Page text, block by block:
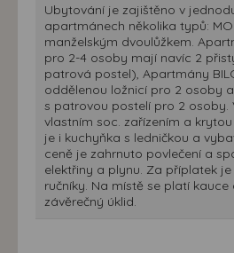
Ubytování je zajištěno v
apartmánech několika typů:
manželským dvoulůžkem.
pro 2-4 osoby mají navíc 2
patrová postel), Apartmány
oddělenou ložnicí pro 2 osoby
s patrovou postelí pro 2 osoby.
vlastním soc. zařízením a
je i kuchyňka s ledničkou a
ceně je zahrnuto povlečení a
elektřiny a plynu. Za příplatek
ručníky. Na místě se platí
závěrečný úklid.